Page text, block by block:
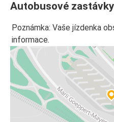
Autobusové
Poznámka: Vaše jízdenka
informace.